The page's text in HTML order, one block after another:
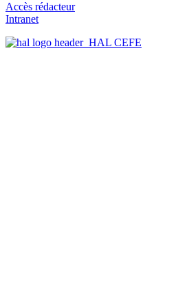
Accès rédacteur
Intranet
HAL CEFE